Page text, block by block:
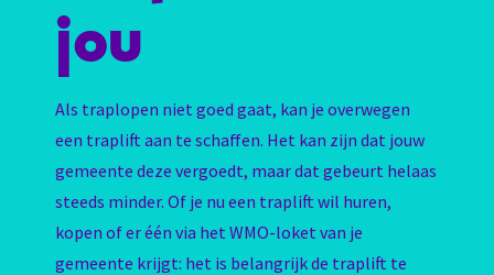
jou
Als traplopen niet goed gaat, kan je overwegen
een traplift aan te schaffen. Het kan zijn dat jouw
gemeente deze vergoedt, maar dat gebeurt helaas
steeds minder. Of je nu een traplift wil huren,
kopen of er één via het WMO-loket van je
gemeente krijgt: het is belangrijk de traplift te